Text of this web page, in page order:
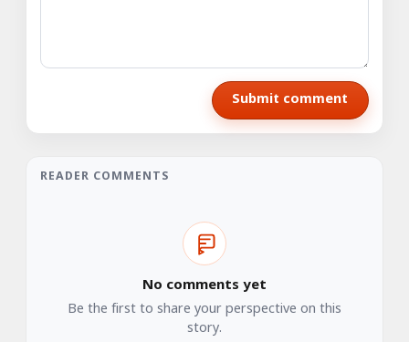
Submit comment
READER COMMENTS
No comments yet
Be the first to share your perspective on this
story.